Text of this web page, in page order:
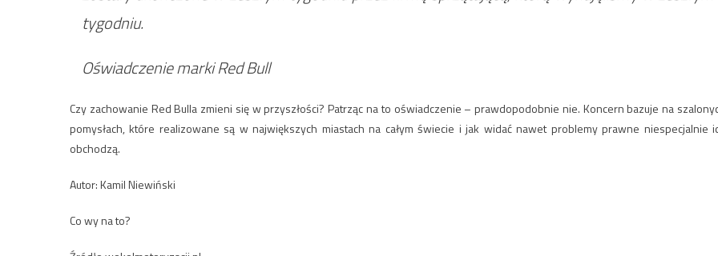
tygodniu.
Oświadczenie marki Red Bull
Czy zachowanie Red Bulla zmieni się w przyszłości? Patrząc na to oświadczenie – prawdopodobnie nie. Koncern bazuje na
pomysłach, które realizowane są w największych miastach na całym świecie i jak widać nawet problemy prawne niespecjalnie
obchodzą.
Autor: Kamil Niewiński
Co wy na to?